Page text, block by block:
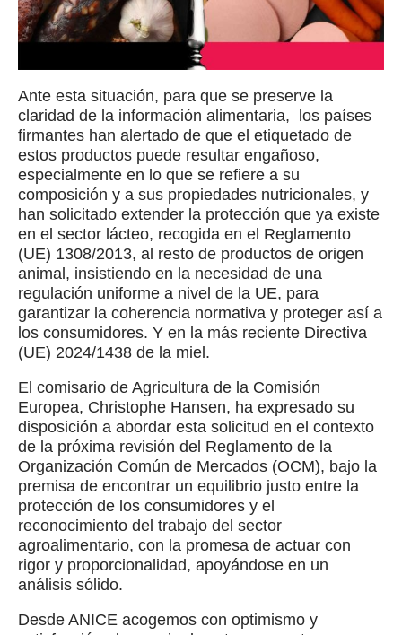
Ante esta situación, para que se preserve la
claridad de la información alimentaria, los países
firmantes han alertado de que el etiquetado de
estos productos puede resultar engañoso,
especialmente en lo que se refiere a su
composición y a sus propiedades nutricionales, y
han solicitado extender la protección que ya existe
en el sector lácteo, recogida en el Reglamento
(UE) 1308/2013, al resto de productos de origen
animal, insistiendo en la necesidad de una
regulación uniforme a nivel de la UE, para
garantizar la coherencia normativa y proteger así a
los consumidores. Y en la más reciente Directiva
(UE) 2024/1438 de la miel.
El comisario de Agricultura de la Comisión
Europea, Christophe Hansen, ha expresado su
disposición a abordar esta solicitud en el contexto
de la próxima revisión del Reglamento de la
Organización Común de Mercados (OCM), bajo la
premisa de encontrar un equilibrio justo entre la
protección de los consumidores y el
reconocimiento del trabajo del sector
agroalimentario, con la promesa de actuar con
rigor y proporcionalidad, apoyándose en un
análisis sólido.
Desde ANICE acogemos con optimismo y